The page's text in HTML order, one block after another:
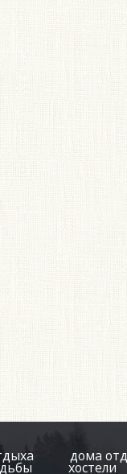
дома
хостели